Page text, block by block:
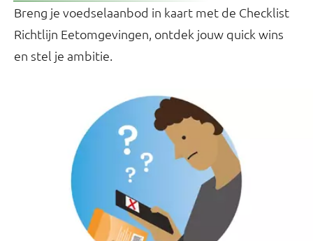
Breng je voedselaanbod in kaart met de Checklist
Richtlijn Eetomgevingen, ontdek jouw quick wins
en stel je ambitie.